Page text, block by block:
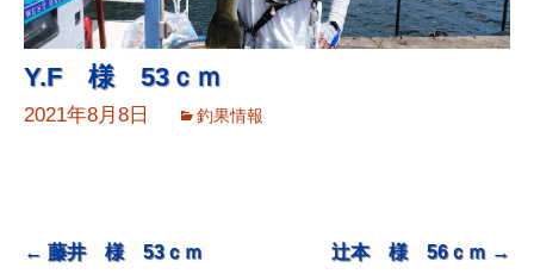
Y.F 様 53ｃｍ
2021年8月8日 釣果情報
← 藤井 様 53ｃｍ 辻本 様 56ｃｍ →